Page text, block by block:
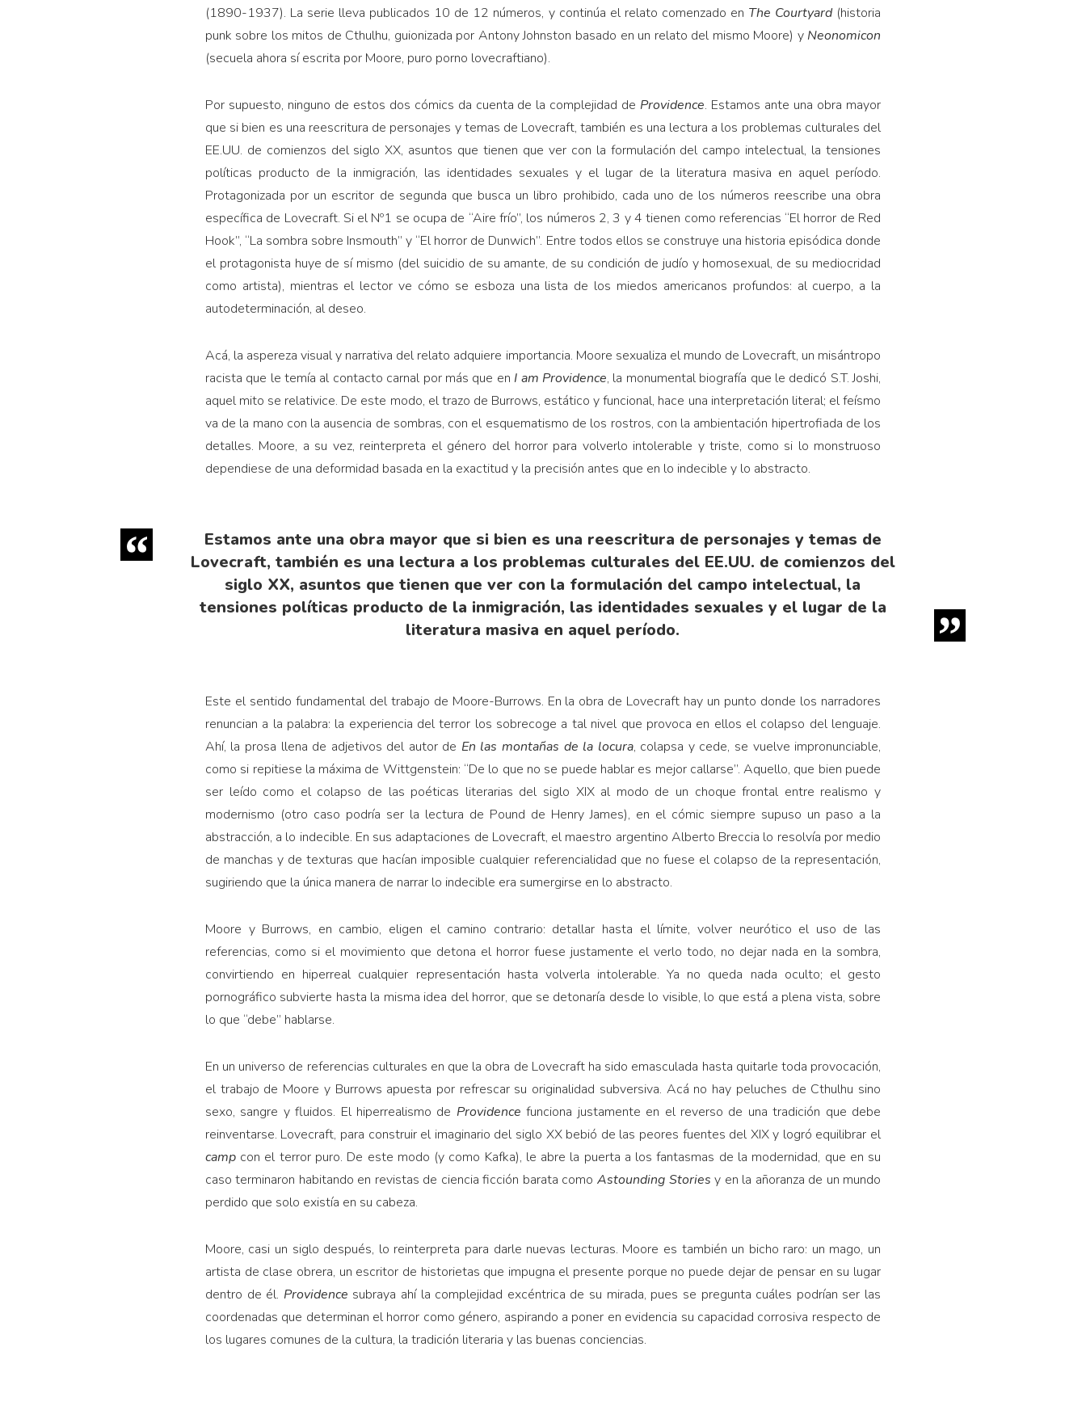
(1890-1937). La serie lleva publicados 10 de 12 números, y continúa el relato comenzado en The Courtyard (historia
punk sobre los mitos de Cthulhu, guionizada por Antony Johnston basado en un relato del mismo Moore) y Neonomicon
(secuela ahora sí escrita por Moore, puro porno lovecraftiano).
Por supuesto, ninguno de estos dos cómics da cuenta de la complejidad de Providence. Estamos ante una obra mayor
que si bien es una reescritura de personajes y temas de Lovecraft, también es una lectura a los problemas culturales del
EE.UU. de comienzos del siglo XX, asuntos que tienen que ver con la formulación del campo intelectual, la tensiones
políticas producto de la inmigración, las identidades sexuales y el lugar de la literatura masiva en aquel período.
Protagonizada por un escritor de segunda que busca un libro prohibido, cada uno de los números reescribe una obra
específica de Lovecraft. Si el Nº1 se ocupa de “Aire frío”, los números 2, 3 y 4 tienen como referencias “El horror de Red
Hook”, “La sombra sobre Insmouth” y “El horror de Dunwich”. Entre todos ellos se construye una historia episódica donde
el protagonista huye de sí mismo (del suicidio de su amante, de su condición de judío y homosexual, de su mediocridad
como artista), mientras el lector ve cómo se esboza una lista de los miedos americanos profundos: al cuerpo, a la
autodeterminación, al deseo.
Acá, la aspereza visual y narrativa del relato adquiere importancia. Moore sexualiza el mundo de Lovecraft, un misántropo
racista que le temía al contacto carnal por más que en I am Providence, la monumental biografía que le dedicó S.T. Joshi,
aquel mito se relativice. De este modo, el trazo de Burrows, estático y funcional, hace una interpretación literal; el feísmo
va de la mano con la ausencia de sombras, con el esquematismo de los rostros, con la ambientación hipertrofiada de los
detalles. Moore, a su vez, reinterpreta el género del horror para volverlo intolerable y triste, como si lo monstruoso
dependiese de una deformidad basada en la exactitud y la precisión antes que en lo indecible y lo abstracto.
Estamos ante una obra mayor que si bien es una reescritura de personajes y temas de
Lovecraft, también es una lectura a los problemas culturales del EE.UU. de comienzos del
siglo XX, asuntos que tienen que ver con la formulación del campo intelectual, la
tensiones políticas producto de la inmigración, las identidades sexuales y el lugar de la
literatura masiva en aquel período.
Este el sentido fundamental del trabajo de Moore-Burrows. En la obra de Lovecraft hay un punto donde los narradores
renuncian a la palabra: la experiencia del terror los sobrecoge a tal nivel que provoca en ellos el colapso del lenguaje.
Ahí, la prosa llena de adjetivos del autor de En las montañas de la locura, colapsa y cede, se vuelve impronunciable,
como si repitiese la máxima de Wittgenstein: “De lo que no se puede hablar es mejor callarse”. Aquello, que bien puede
ser leído como el colapso de las poéticas literarias del siglo XIX al modo de un choque frontal entre realismo y
modernismo (otro caso podría ser la lectura de Pound de Henry James), en el cómic siempre supuso un paso a la
abstracción, a lo indecible. En sus adaptaciones de Lovecraft, el maestro argentino Alberto Breccia lo resolvía por medio
de manchas y de texturas que hacían imposible cualquier referencialidad que no fuese el colapso de la representación,
sugiriendo que la única manera de narrar lo indecible era sumergirse en lo abstracto.
Moore y Burrows, en cambio, eligen el camino contrario: detallar hasta el límite, volver neurótico el uso de las
referencias, como si el movimiento que detona el horror fuese justamente el verlo todo, no dejar nada en la sombra,
convirtiendo en hiperreal cualquier representación hasta volverla intolerable. Ya no queda nada oculto; el gesto
pornográfico subvierte hasta la misma idea del horror, que se detonaría desde lo visible, lo que está a plena vista, sobre
lo que “debe” hablarse.
En un universo de referencias culturales en que la obra de Lovecraft ha sido emasculada hasta quitarle toda provocación,
el trabajo de Moore y Burrows apuesta por refrescar su originalidad subversiva. Acá no hay peluches de Cthulhu sino
sexo, sangre y fluidos. El hiperrealismo de Providencefunciona justamente en el reverso de una tradición que debe
reinventarse. Lovecraft, para construir el imaginario del siglo XX bebió de las peores fuentes del XIX y logró equilibrar el
camp con el terror puro. De este modo (y como Kafka), le abre la puerta a los fantasmas de la modernidad, que en su
caso terminaron habitando en revistas de ciencia ficción barata como Astounding Storiesy en la añoranza de un mundo
perdido que solo existía en su cabeza.
Moore, casi un siglo después, lo reinterpreta para darle nuevas lecturas. Moore es también un bicho raro: un mago, un
artista de clase obrera, un escritor de historietas que impugna el presente porque no puede dejar de pensar en su lugar
dentro de él. Providence subraya ahí la complejidad excéntrica de su mirada, pues se pregunta cuáles podrían ser las
coordenadas que determinan el horror como género, aspirando a poner en evidencia su capacidad corrosiva respecto de
los lugares comunes de la cultura, la tradición literaria y las buenas conciencias.